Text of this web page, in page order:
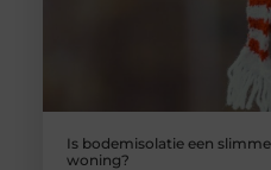
Is bodemisolatie een
woning?